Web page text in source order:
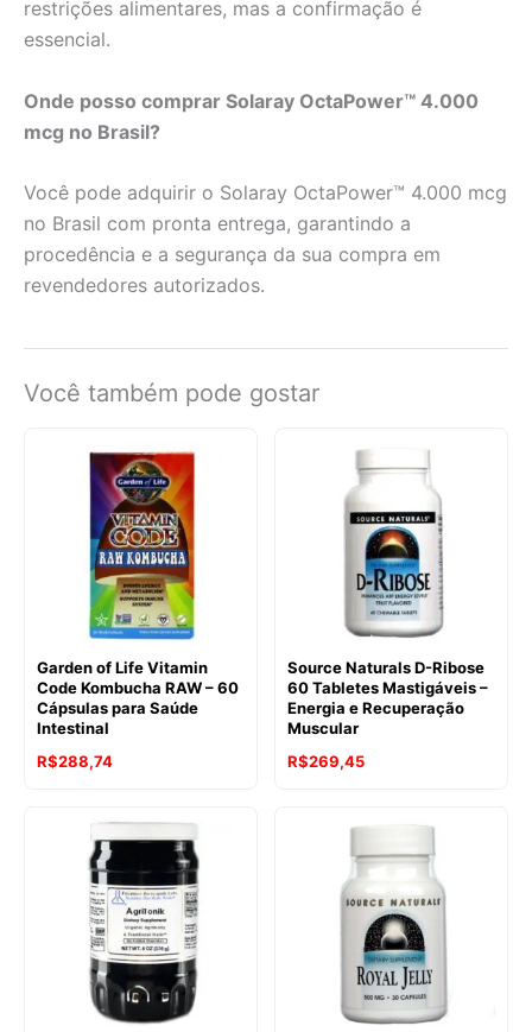
restrições alimentares, mas a confirmação é
essencial.
Onde posso comprar Solaray OctaPower™ 4.000
mcg no Brasil?
Você pode adquirir o Solaray OctaPower™ 4.000 mcg
no Brasil com pronta entrega, garantindo a
procedência e a segurança da sua compra em
revendedores autorizados.
Você também pode gostar
Garden of Life Vitamin
Code Kombucha RAW – 60
Cápsulas para Saúde
Intestinal
R$288,74
Source Naturals D-Ribose
60 Tabletes Mastigáveis –
Energia e Recuperação
Muscular
R$269,45